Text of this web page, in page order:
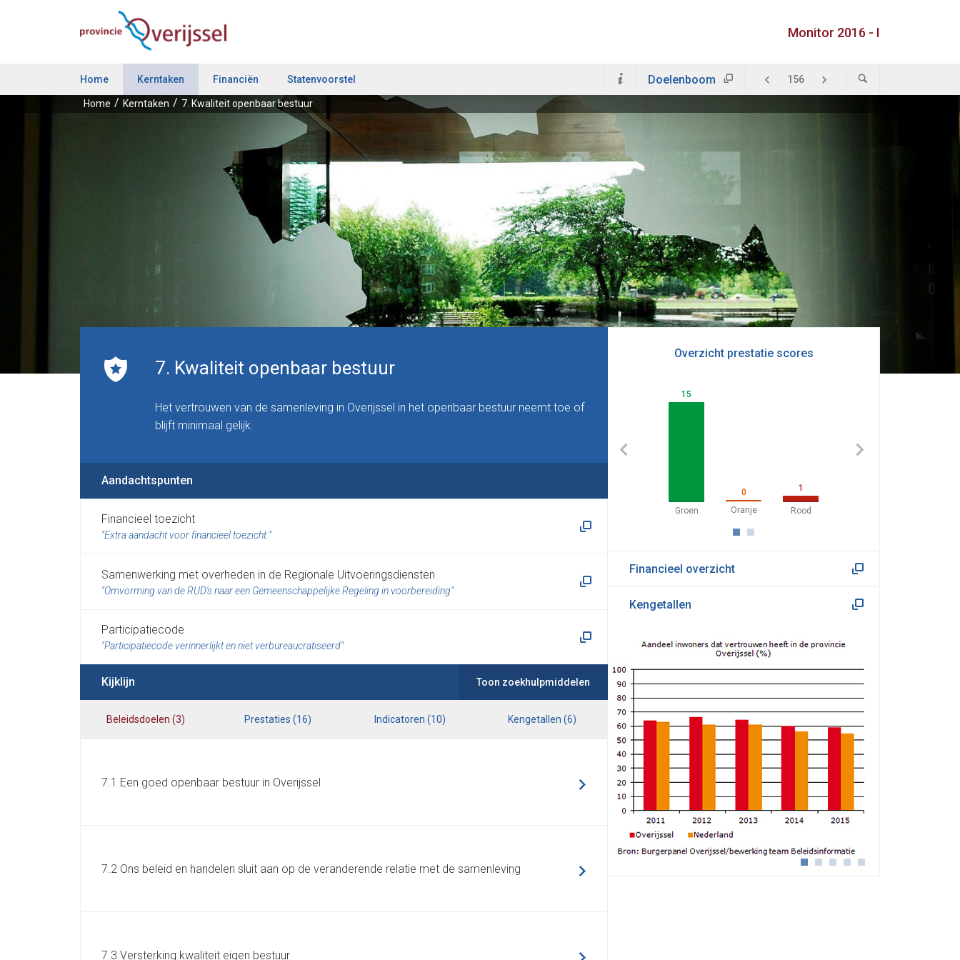
Monitor 2016 - I
Home Kerntaken Financiën Statenvoorstel Doelenboom
Home Kerntaken 7. Kwaliteit openbaar bestuur
7. Kwaliteit openbaar bestuur
Het vertrouwen van de samenleving in Overijssel in het openbaar bestuur neemt toe of
blijft minimaal gelijk.
Aandachtspunten
Financieel toezicht
Extra aandacht voor financieel toezicht.
Samenwerking met overheden in de Regionale Uitvoeringsdiensten
Omvorming van de RUD's naar een Gemeenschappelijke Regeling in voorbereiding
Participatiecode
Participatiecode verinnerlijkt en niet verbureaucratiseerd
Kijklijn Toon zoekhulpmiddelen
Beleidsdoelen (3) Prestaties (16) Indicatoren (10) Kengetallen (6)
7.1 Een goed openbaar bestuur in Overijssel
7.2 Ons beleid en handelen sluit aan op de veranderende relatie met de samenleving
7.3 Versterking kwaliteit eigen bestuur
Overzicht prestatie scores
15
0 1
Financieel overzicht
Kengetallen